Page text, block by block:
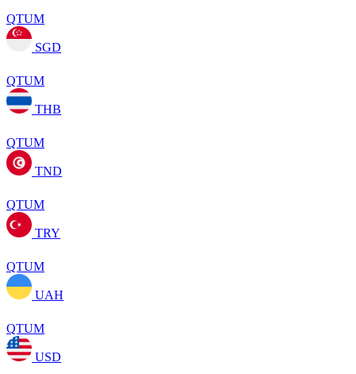
QTUM
SGD
QTUM
THB
QTUM
TND
QTUM
TRY
QTUM
UAH
QTUM
USD